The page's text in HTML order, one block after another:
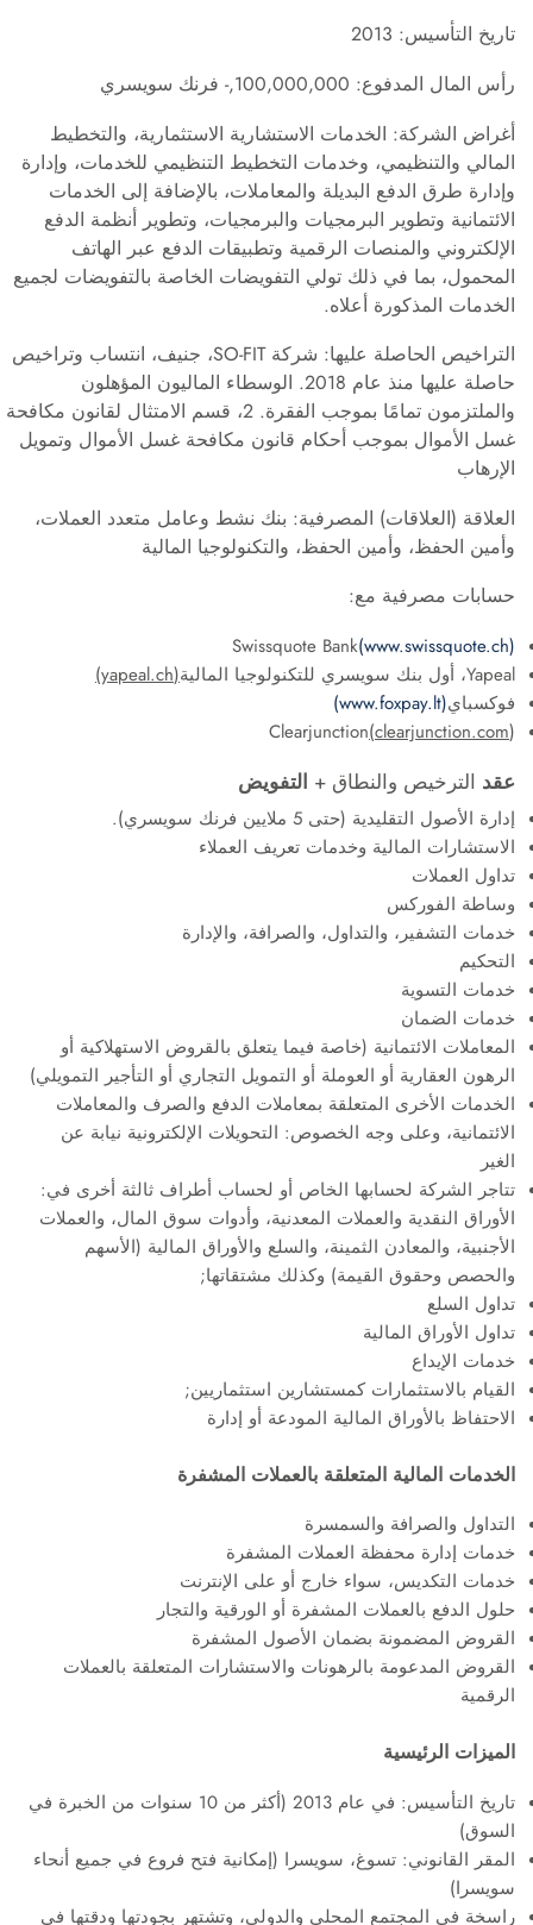
تاريخ التأسيس: 2013
رأس المال المدفوع: 100,000,000,- فرنك سويسري
أغراض الشركة: الخدمات الاستشارية الاستثمارية، والتخطيط
المالي والتنظيمي، وخدمات التخطيط التنظيمي للخدمات، وإدارة
وإدارة طرق الدفع البديلة والمعاملات، بالإضافة إلى الخدمات
الائتمانية وتطوير البرمجيات والبرمجيات، وتطوير أنظمة الدفع
الإلكتروني والمنصات الرقمية وتطبيقات الدفع عبر الهاتف
المحمول، بما في ذلك تولي التفويضات الخاصة بالتفويضات لجميع
الخدمات المذكورة أعلاه.
التراخيص الحاصلة عليها: شركة SO-FIT، جنيف، انتساب وتراخيص
حاصلة عليها منذ عام 2018. الوسطاء الماليون المؤهلون
والملتزمون تمامًا بموجب الفقرة. 2، قسم الامتثال لقانون مكافحة
غسل الأموال بموجب أحكام قانون مكافحة غسل الأموال وتمويل
الإرهاب
العلاقة (العلاقات) المصرفية: بنك نشط وعامل متعدد العملات،
وأمين الحفظ، وأمين الحفظ، والتكنولوجيا المالية
حسابات مصرفية مع:
Swissquote Bank(www.swissquote.ch)
Yapeal، أول بنك سويسري للتكنولوجيا المالية
(yapeal.ch)
فوكسباي(www.foxpay.lt)
Clearjunction(clearjunction.com)
عقد الترخيص والنطاق + التفويض
إدارة الأصول التقليدية (حتى 5 ملايين فرنك سويسري).
الاستشارات المالية وخدمات تعريف العملاء
تداول العملات
وساطة الفوركس
خدمات التشفير، والتداول، والصرافة، والإدارة
التحكيم
خدمات التسوية
خدمات الضمان
المعاملات الائتمانية (خاصة فيما يتعلق بالقروض الاستهلاكية أو
الرهون العقارية أو العوملة أو التمويل التجاري أو التأجير التمويلي)
الخدمات الأخرى المتعلقة بمعاملات الدفع والصرف والمعاملات
الائتمانية، وعلى وجه الخصوص: التحويلات الإلكترونية نيابة عن
الغير
تتاجر الشركة لحسابها الخاص أو لحساب أطراف ثالثة أخرى في:
الأوراق النقدية والعملات المعدنية، وأدوات سوق المال، والعملات
الأجنبية، والمعادن الثمينة، والسلع والأوراق المالية (الأسهم
والحصص وحقوق القيمة) وكذلك مشتقاتها;
تداول السلع
تداول الأوراق المالية
خدمات الإيداع
القيام بالاستثمارات كمستشارين استثماريين;
الاحتفاظ بالأوراق المالية المودعة أو إدارة
الخدمات المالية المتعلقة بالعملات المشفرة
التداول والصرافة والسمسرة
خدمات إدارة محفظة العملات المشفرة
خدمات التكديس، سواء خارج أو على الإنترنت
حلول الدفع بالعملات المشفرة أو الورقية والتجار
القروض المضمونة بضمان الأصول المشفرة
القروض المدعومة بالرهونات والاستشارات المتعلقة بالعملات
الرقمية
الميزات الرئيسية
تاريخ التأسيس: في عام 2013 (أكثر من 10 سنوات من الخبرة في
السوق)
المقر القانوني: تسوغ، سويسرا (إمكانية فتح فروع في جميع أنحاء
سويسرا)
راسخة في المجتمع المحلي والدولي، وتشتهر بجودتها ودقتها في